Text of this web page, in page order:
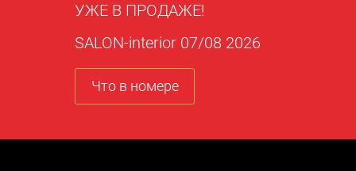
УЖЕ В ПРОДАЖЕ!
SALON-interior 07/08 2026
Что в номере